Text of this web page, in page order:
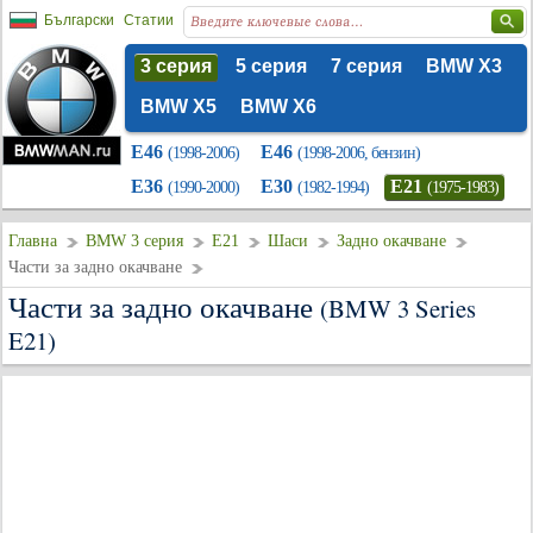
Български Статии
3 серия 5 серия 7 серия
BMW X3
BMW X5
BMW X6
E46 (1998-2006) E46 (1998-2006, бензин)
E36 (1990-2000) E30 (1982-1994) E21 (1975-1983)
Главна BMW 3 серия E21 Шаси
Задно окачване
Части за задно окачване
Части за задно окачване (BMW 3 Series
E21)